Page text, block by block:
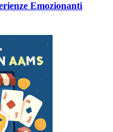
Emozionanti